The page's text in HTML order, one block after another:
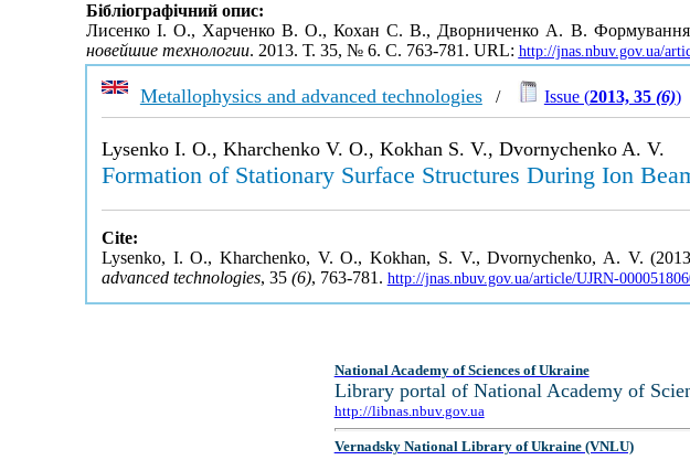
Бібліографічний опис:
Лисенко І. О., Харченко В. О., Кохан С. В., Дворниченко А. В. Формування
новейшие технологии. 2013. Т. 35, № 6. С. 763-781. URL: http://jnas.nbuv.gov.ua/
Metallophysics and advanced technologies/ Issue (2013, 35 (6))
Lysenko I. O., Kharchenko V. O., Kokhan S. V., Dvornychenko A. V.
Formation of Stationary Surface Structures During Ion
Cite:
Lysenko, I. O., Kharchenko, V. O., Kokhan, S. V., Dvornychenko, A. V.
advanced technologies, 35 (6), 763-781. http://jnas.nbuv.gov.ua/article/UJRN-
National Academy of Sciences of Ukraine
Library portal of National Academy of
http://libnas.nbuv.gov.ua
Vernadsky National Library of Ukraine (VNLU)